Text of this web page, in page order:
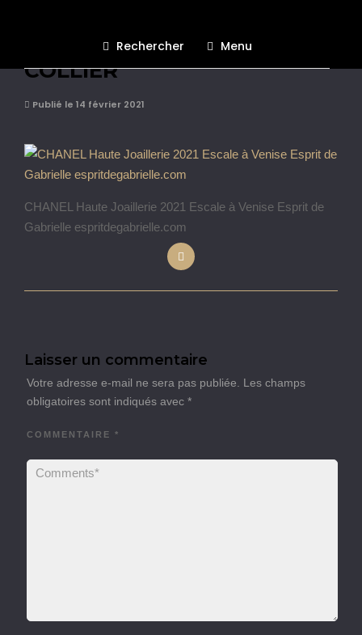
Rechercher Menu
CHANEL CAMELIA VENITIEN
COLLIER
Publié le 14 février 2021
CHANEL Haute Joaillerie 2021 Escale à Venise Esprit de
Gabrielle espritdegabrielle.com
Laisser un commentaire
Votre adresse e-mail ne sera pas publiée.
Les champs
obligatoires sont indiqués avec *
COMMENTAIRE *